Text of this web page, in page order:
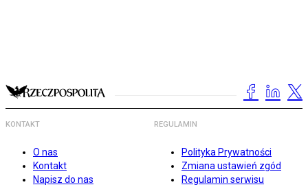
KONTAKT
O nas
Kontakt
Napisz do nas
REGULAMIN
Polityka Prywatności
Zmiana ustawień zgód
Regulamin serwisu